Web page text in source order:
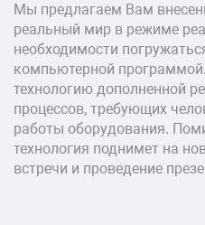
Мы предлагаем Вам
реальный мир в режиме
необходимости
компьютерной
технологию дополненной
процессов, требующих
работы оборудования.
технология поднимет на
встречи и проведение